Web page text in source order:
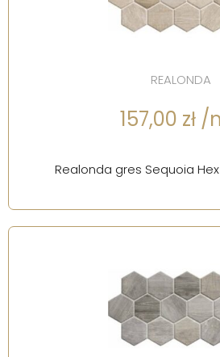
REALONDA
157,00 zł /
Realonda gres Sequoia